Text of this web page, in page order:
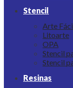
Stencil
Arte
Litoarte
OPA
Stencil
Stencil
Resinas